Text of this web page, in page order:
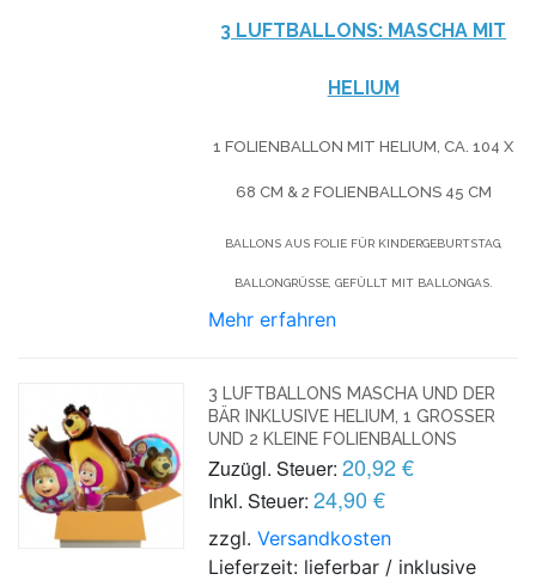
3 LUFTBALLONS: MASCHA MIT
HELIUM
1 FOLIENBALLON MIT HELIUM, CA. 104 X
68 CM & 2 FOLIENBALLONS 45 CM
BALLONS AUS FOLIE FÜR KINDERGEBURTSTAG,
BALLONGRÜSSE, GEFÜLLT MIT BALLONGAS.
Mehr erfahren
3 LUFTBALLONS MASCHA UND DER
BÄR INKLUSIVE HELIUM, 1 GROSSER U
ND 2 KLEINE FOLIENBALLONS
Zuzügl. Steuer: 20,92 €
Inkl. Steuer: 24,90 €
zzgl.Versandkosten
Lieferzeit: lieferbar / inklusive